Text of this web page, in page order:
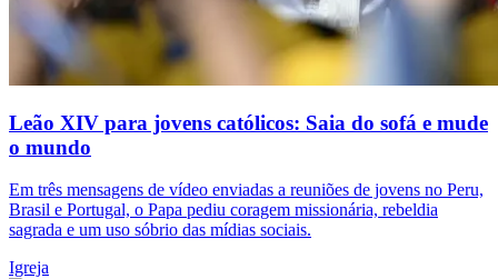
Leão XIV para jovens católicos: Saia do sofá e mude
o mundo
Em três mensagens de vídeo enviadas a reuniões de jovens no Peru,
Brasil e Portugal, o Papa pediu coragem missionária, rebeldia
sagrada e um uso sóbrio das mídias sociais.
Igreja